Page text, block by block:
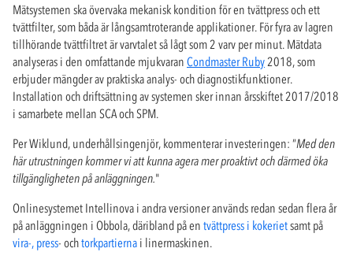
Mätsystemen ska övervaka mekanisk kondition för en tvättpress och ett
tvättfilter, som båda är långsamtroterande applikationer. För fyra av lagren
tillhörande tvättfiltret är varvtalet så lågt som 2 varv per minut. Mätdata
analyseras i den omfattande mjukvaran Condmaster Ruby 2018, som
erbjuder mängder av praktiska analys- och diagnostikfunktioner.
Installation och driftsättning av systemen sker innan årsskiftet 2017/2018
i samarbete mellan SCA och SPM.
Per Wiklund, underhållsingenjör, kommenterar investeringen: ”Med den
här utrustningen kommer vi att kunna agera mer proaktivt och därmed öka
tillgängligheten på anläggningen."
Onlinesystemet Intellinova i andra versioner används redan sedan flera år
på anläggningen i Obbola, däribland på en tvättpress i kokerietsamt på
vira-, press- ochtorkpartierna i linermaskinen.